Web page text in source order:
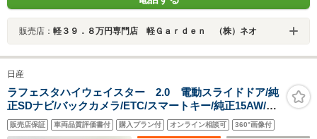
販売店： 軽３９．８万円専門店 軽Ｇａｒｄｅｎ （株）ネオ
日産
ラフェスタハイウェイスター 2.0 電動スライドドア/純
正SDナビ/バックカメラ/ETC/スマートキー/純正15AW/フ
ルセグTV/CD/USB/SD/アイドリングストップ/ステアリン
グスイッチ/Wエアバック/MTモード
販売店保証 車両品質評価書付 購入プラン付 オンライン相談可 360°画像付